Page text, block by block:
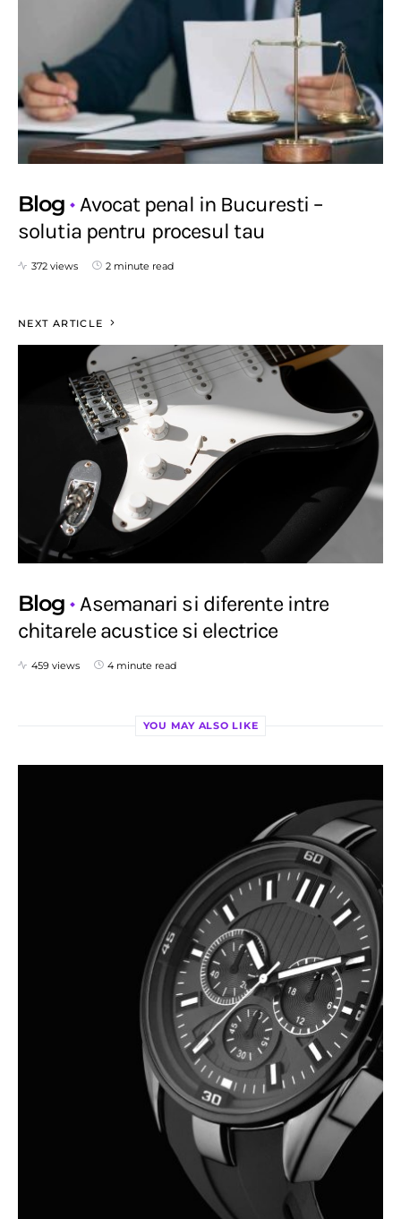
Blog
Avocat penal in Bucuresti –
solutia pentru procesul tau
372 views 2 minute read
NEXT ARTICLE
Blog
Asemanari si diferente intre
chitarele acustice si electrice
459 views 4 minute read
YOU MAY ALSO LIKE